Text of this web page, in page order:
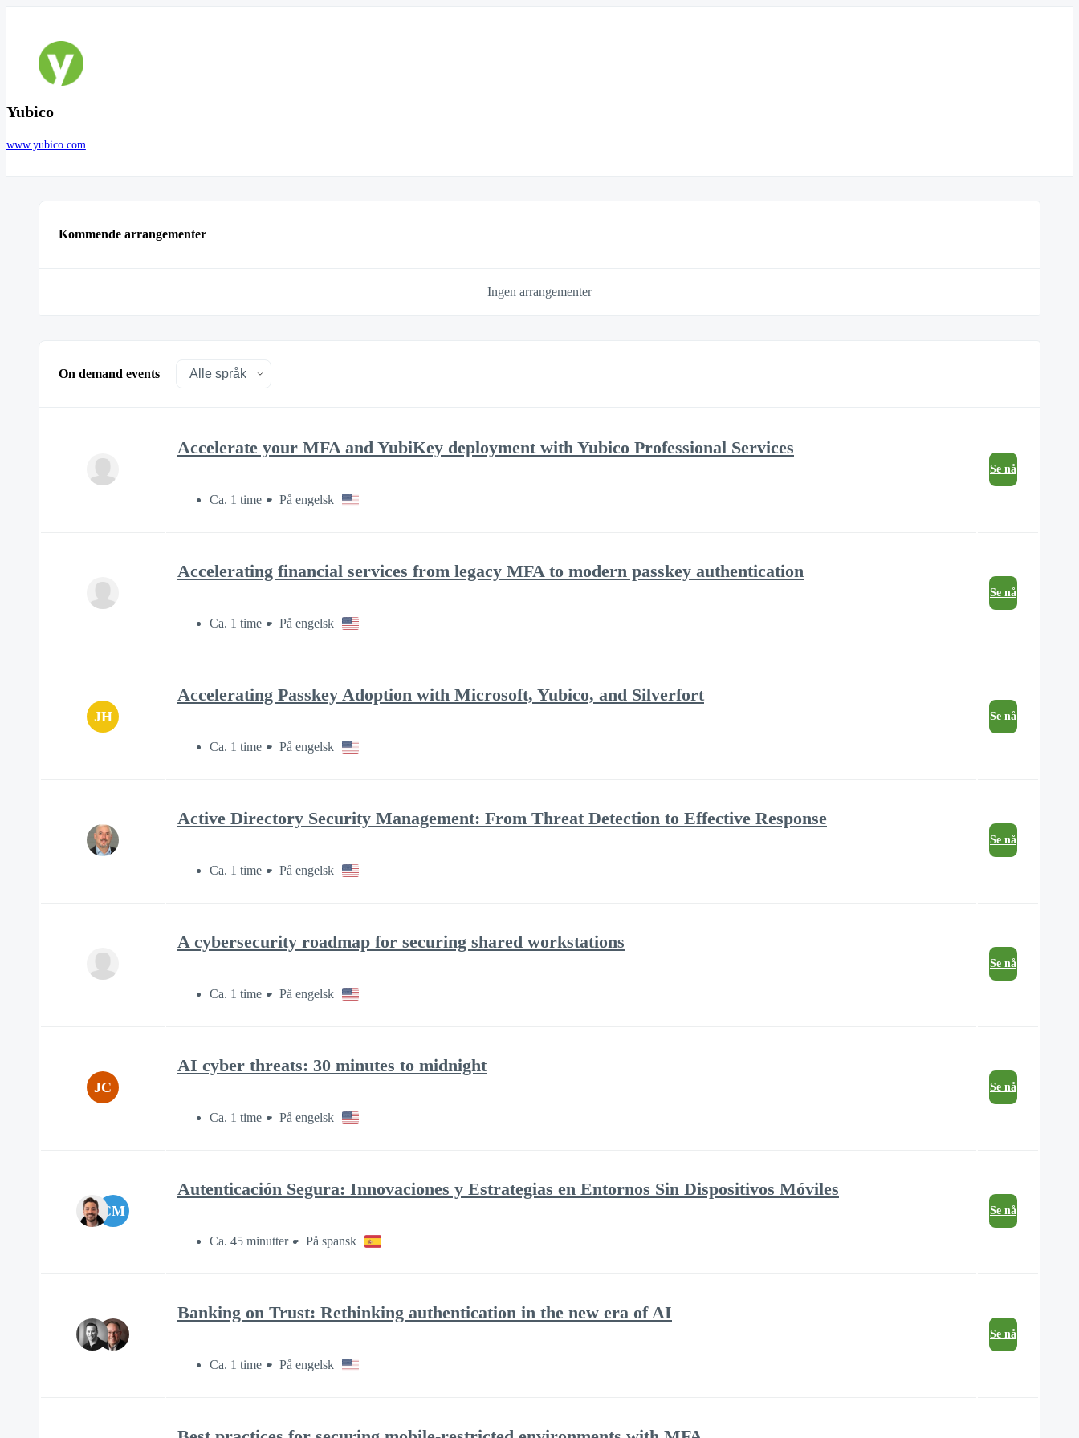
Yubico
www.yubico.com
Kommende arrangementer
Ingen arrangementer
On demand events
Accelerate your MFA and YubiKey deployment with Yubico Professional Services
Ca. 1 time På engelsk
Se nå
Accelerating financial services from legacy MFA to modern passkey authentication
Ca. 1 time På engelsk
Se nå
JH
Accelerating Passkey Adoption with Microsoft, Yubico, and Silverfort
Ca. 1 time På engelsk
Se nå
Active Directory Security Management: From Threat Detection to Effective Response
Ca. 1 time På engelsk
Se nå
A cybersecurity roadmap for securing shared workstations
Ca. 1 time På engelsk
Se nå
JC
AI cyber threats: 30 minutes to midnight
Ca. 1 time På engelsk
Se nå
CM
Autenticación Segura: Innovaciones y Estrategias en Entornos Sin Dispositivos Móviles
Ca. 45 minutter På spansk
Se nå
Banking on Trust: Rethinking authentication in the new era of AI
Ca. 1 time På engelsk
Se nå